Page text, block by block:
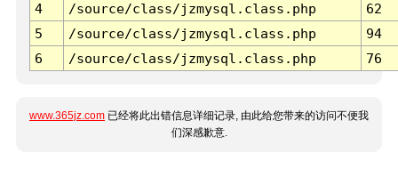
4
/source/class/jzmysql.class.php
62
5
/source/class/jzmysql.class.php
94
6
/source/class/jzmysql.class.php 76
www.365jz.com 已经将此出错信息详细记录, 由此给您带来的访问不便我
们深感歉意.